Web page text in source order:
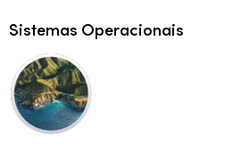
Sistemas Operacionais